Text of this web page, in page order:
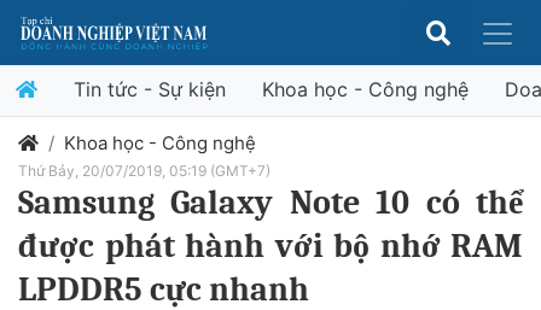
Tin tức - Sự kiện Khoa học - Công nghệ
Khoa học - Công nghệ
Thứ Bảy, 20/07/2019, 05:19 (GMT+7)
Samsung Galaxy Note 10 có thể
được phát hành với bộ nhớ RAM
LPDDR5 cực nhanh